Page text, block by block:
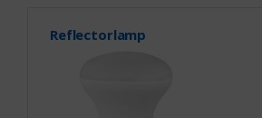
Reflectorlamp